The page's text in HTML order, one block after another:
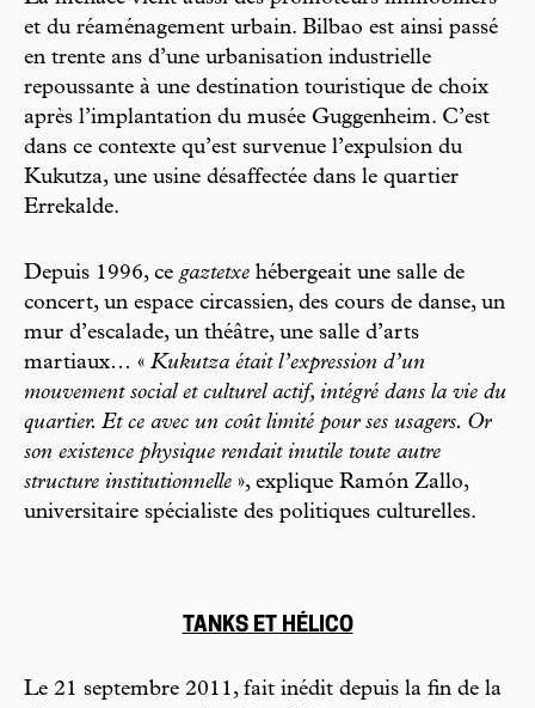
et du réaménagement urbain. Bilbao est ainsi passé
en trente ans d’une urbanisation industrielle
repoussante à une destination touristique de choix
après l’implantation du musée Guggenheim. C’est
dans ce contexte qu’est survenue l’expulsion du
Kukutza, une usine désaffectée dans le quartier
Errekalde.
Depuis 1996, ce gaztetxe hébergeait une salle de
concert, un espace circassien, des cours de danse, un
mur d’escalade, un théâtre, une salle d’arts
martiaux… « Kukutza était l’expression d’un
mouvement social et culturel actif, intégré dans la vie du
quartier. Et ce avec un coût limité pour ses usagers. Or
son existence physique rendait inutile toute autre
structure institutionnelle », explique Ramón Zallo,
universitaire spécialiste des politiques culturelles.
TANKS ET HÉLICO
Le 21 septembre 2011, fait inédit depuis la fin de la